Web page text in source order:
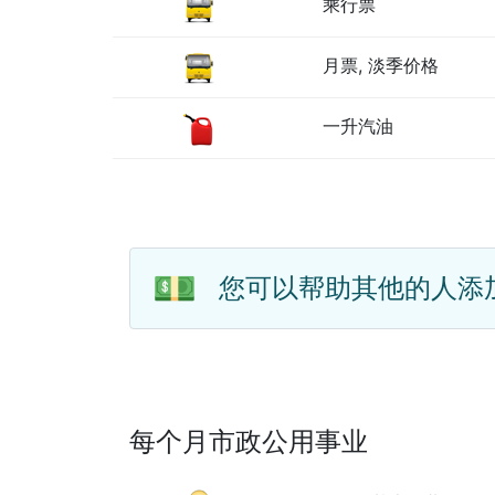
乘行票
月票, 淡季价格
一升汽油
💵 您可以帮助其他的人
每个月市政公用事业